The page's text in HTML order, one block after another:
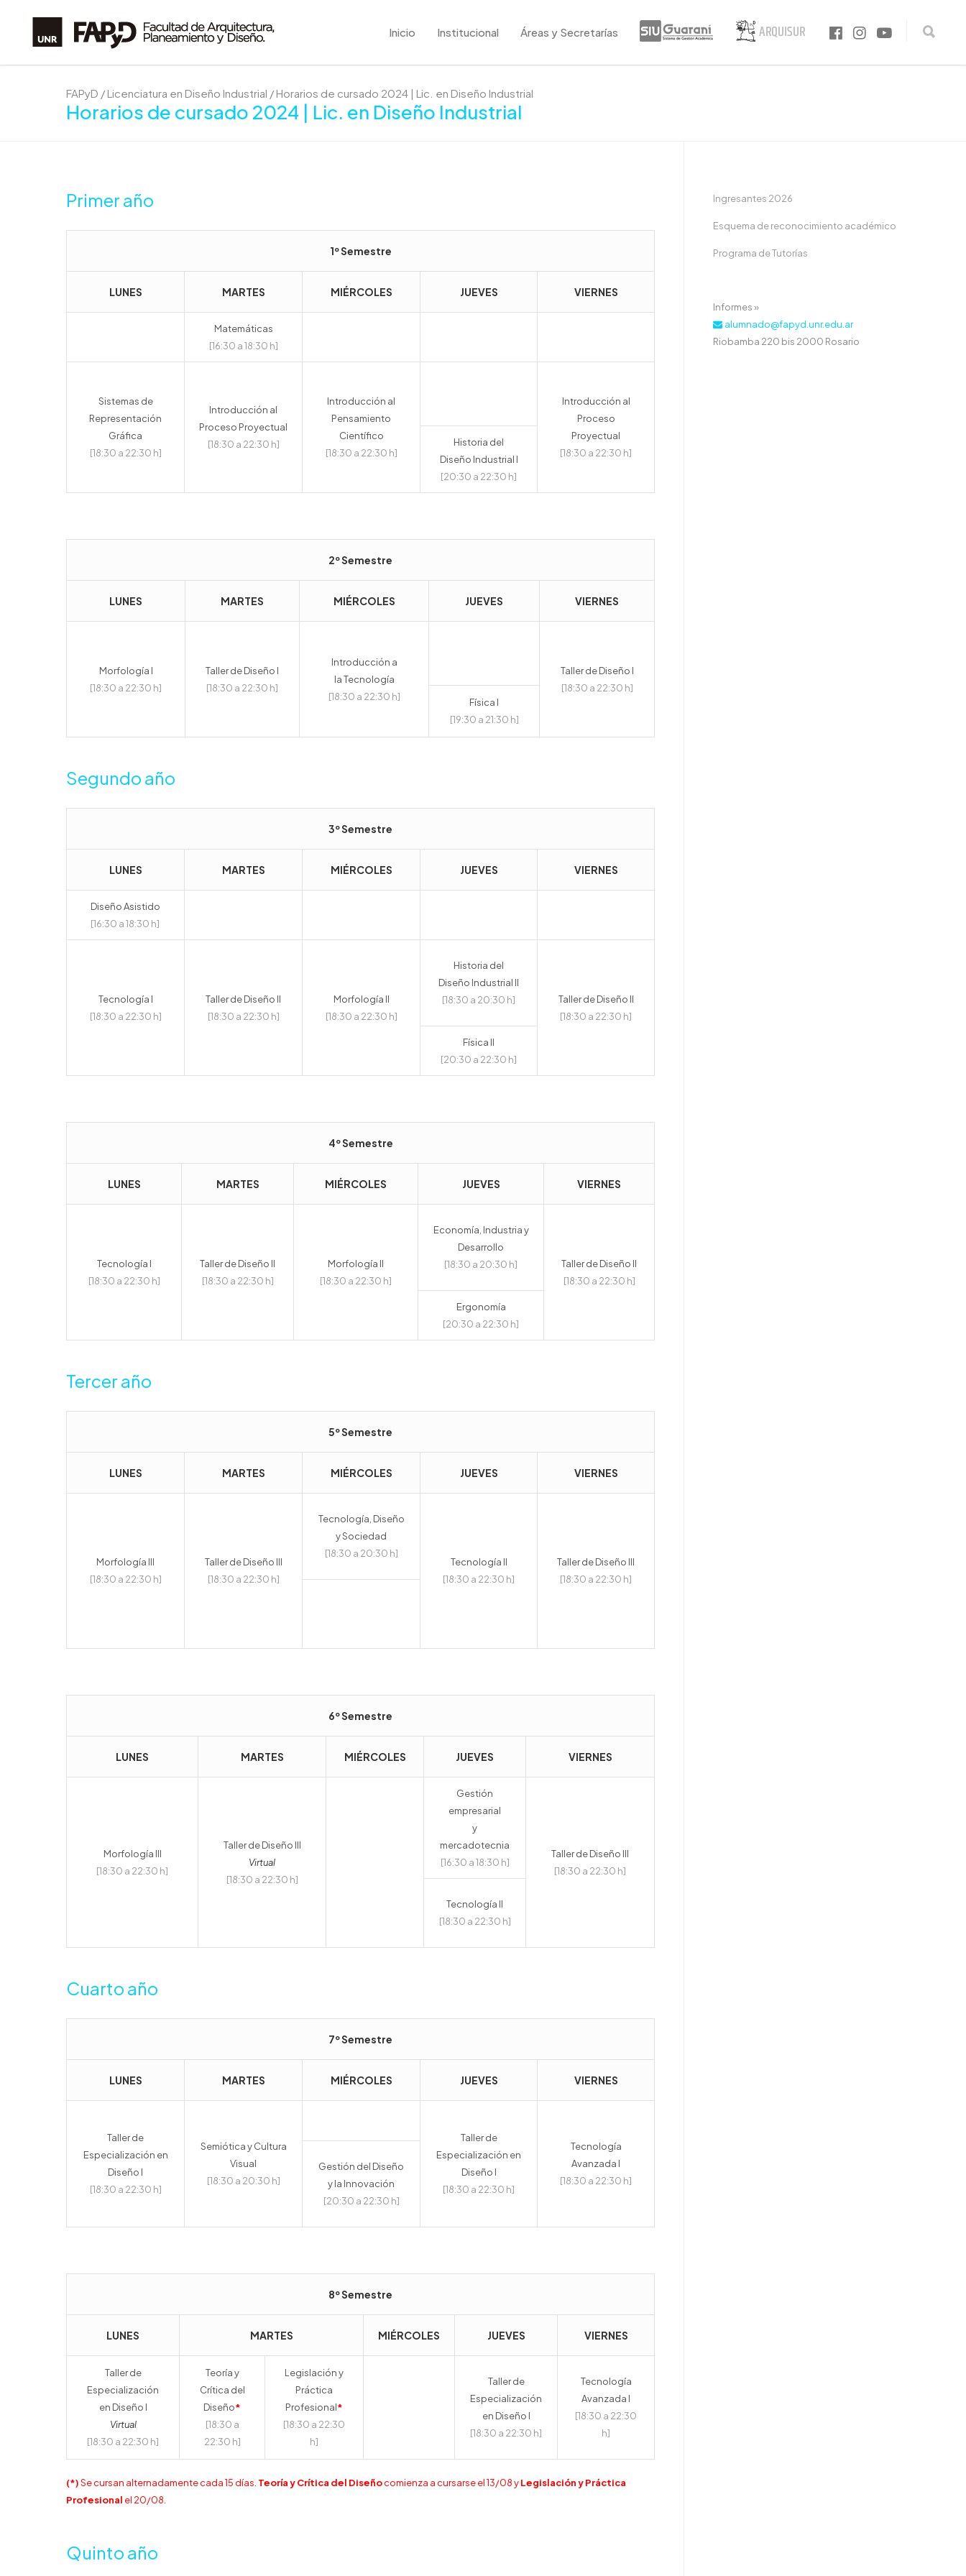
Inicio Institucional Áreas y Secretarías
FAPyD / Licenciatura en Diseño Industrial / Horarios de cursado 2024 | Lic. en Diseño Industrial
Horarios de cursado 2024 | Lic. en Diseño Industrial
Primer año
1º Semestre
LUNES MARTES MIÉRCOLES JUEVES VIERNES
Matemáticas
[16:30 a 18:30 h]
Sistemas de
Representación
Gráfica
[18:30 a 22:30 h]
Introducción al
Proceso Proyectual
[18:30 a 22:30 h]
Introducción al
Pensamiento
Científico
[18:30 a 22:30 h]
Introducción al
Proceso
Proyectual
[18:30 a 22:30 h]
Historia del
Diseño Industrial I
[20:30 a 22:30 h]
2º Semestre
LUNES MARTES MIÉRCOLES JUEVES VIERNES
Morfología I
[18:30 a 22:30 h]
Taller de Diseño I
[18:30 a 22:30 h]
Introducción a
la Tecnología
[18:30 a 22:30 h]
Taller de Diseño I
[18:30 a 22:30 h]
Física I
[19:30 a 21:30 h]
Segundo año
3º Semestre
LUNES MARTES MIÉRCOLES JUEVES VIERNES
Diseño Asistido
[16:30 a 18:30 h]
Tecnología I
[18:30 a 22:30 h]
Taller de Diseño II
[18:30 a 22:30 h]
Morfología II
[18:30 a 22:30 h]
Historia del
Diseño Industrial II
[18:30 a 20:30 h]
Taller de Diseño II
[18:30 a 22:30 h]
Física II
[20:30 a 22:30 h]
4º Semestre
LUNES MARTES MIÉRCOLES JUEVES VIERNES
Tecnología I
[18:30 a 22:30 h]
Taller de Diseño II
[18:30 a 22:30 h]
Morfología II
[18:30 a 22:30 h]
Economía, Industria y
Desarrollo
[18:30 a 20:30 h]
Taller de Diseño II
[18:30 a 22:30 h]
Ergonomía
[20:30 a 22:30 h]
Tercer año
5º Semestre
LUNES MARTES MIÉRCOLES JUEVES VIERNES
Morfología III
[18:30 a 22:30 h]
Taller de Diseño III
[18:30 a 22:30 h]
Tecnología, Diseño
y Sociedad
[18:30 a 20:30 h]
Tecnología II
[18:30 a 22:30 h]
Taller de Diseño III
[18:30 a 22:30 h]
6º Semestre
LUNES MARTES MIÉRCOLES JUEVES VIERNES
Morfología III
[18:30 a 22:30 h]
Taller de Diseño III
Virtual
[18:30 a 22:30 h]
Gestión
empresarial
y
mercadotecnia
[16:30 a 18:30 h]
Taller de Diseño III
[18:30 a 22:30 h]
Tecnología II
[18:30 a 22:30 h]
Cuarto año
7º Semestre
LUNES MARTES MIÉRCOLES JUEVES VIERNES
Taller de
Especialización en
Diseño I
[18:30 a 22:30 h]
Semiótica y Cultura
Visual
[18:30 a 20:30 h]
Taller de
Especialización en
Diseño I
[18:30 a 22:30 h]
Tecnología
Avanzada I
[18:30 a 22:30 h]
Gestión del Diseño
y la Innovación
[20:30 a 22:30 h]
8º Semestre
LUNES MARTES MIÉRCOLES JUEVES VIERNES
Taller de
Especialización
en Diseño I
Virtual
[18:30 a 22:30 h]
Teoría y
Crítica del
Diseño*
[18:30 a
22:30 h]
Legislación y
Práctica
Profesional*
[18:30 a 22:30
h]
Taller de
Especialización
en Diseño I
[18:30 a 22:30 h]
Tecnología
Avanzada I
[18:30 a 22:30
h]
(*)Se cursan alternadamente cada 15 días. Teoría y Crítica del Diseñocomienza a cursarse el 13/08 yLegislación y Práctica
Profesional el 20/08.
Quinto año
Ingresantes 2026
Esquema de reconocimiento académico
Programa de Tutorías
Informes »
alumnado@fapyd.unr.edu.ar
Riobamba 220 bis 2000 Rosario